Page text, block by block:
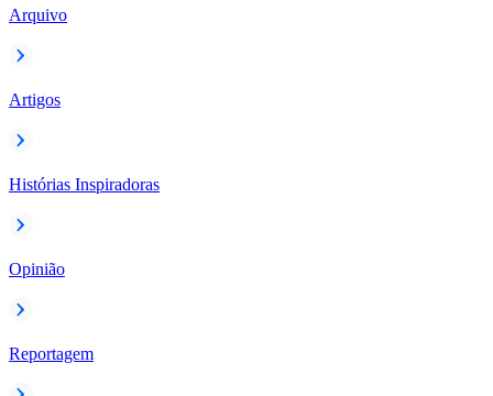
Arquivo
Artigos
Histórias Inspiradoras
Opinião
Reportagem